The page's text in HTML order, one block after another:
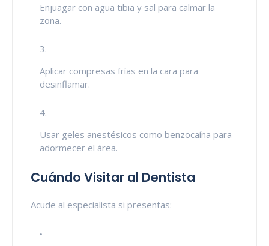
Enjuagar con agua tibia y sal para calmar la
zona.
Aplicar compresas frías en la cara para
desinflamar.
Usar geles anestésicos como benzocaína para
adormecer el área.
Cuándo Visitar al Dentista
Acude al especialista si presentas: